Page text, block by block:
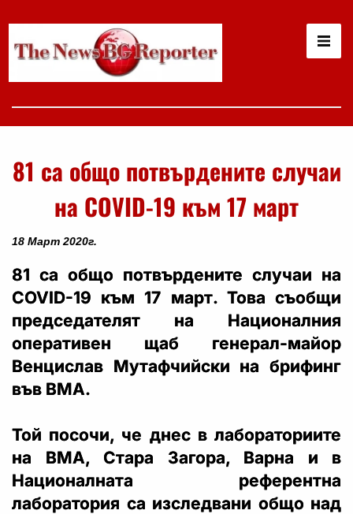
81 са общо потвърдените случаи
на COVID-19 към 17 март
18 Март 2020г.
81 са общо потвърдените случаи на
COVID-19 към 17 март. Това съобщи
председателят на Националния
оперативен щаб генерал-майор
Венцислав Мутафчийски на брифинг
във ВМА.
Той посочи, че днес в лабораториите
на ВМА, Стара Загора, Варна и в
Националната референтна
лаборатория са изследвани общо над